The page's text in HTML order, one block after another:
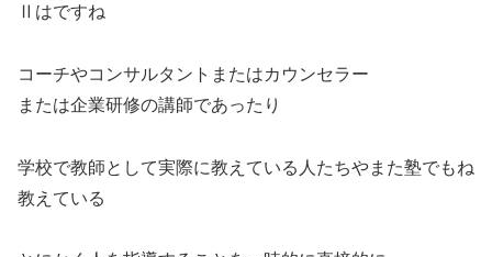
Ⅱはですね
コーチやコンサルタントまたはカウンセラー
または企業研修の講師であったり
学校で教師として実際に教えている人たちやまた塾でもね
教えている